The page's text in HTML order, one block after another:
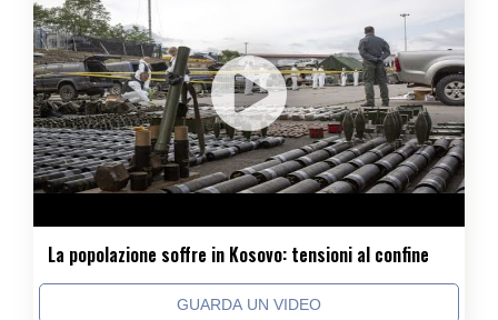
La popolazione soffre in Kosovo: tensioni al confine
GUARDA UN VIDEO